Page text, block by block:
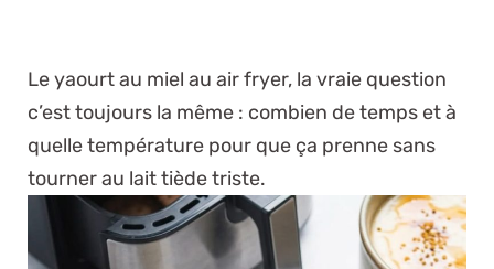
Le yaourt au miel au air fryer, la vraie question
c’est toujours la même : combien de temps et à
quelle température pour que ça prenne sans
tourner au lait tiède triste.